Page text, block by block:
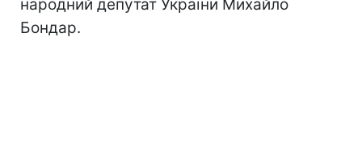
народний депутат України Михайло
Бондар.